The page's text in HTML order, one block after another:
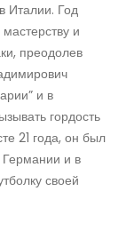
Италии. Год
и
преодолев
и в
гордость
21 года, он был
и в
своей